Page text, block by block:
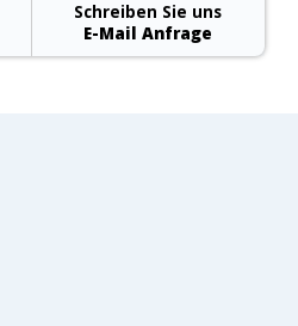
Schreiben Sie uns
E-Mail Anfrage